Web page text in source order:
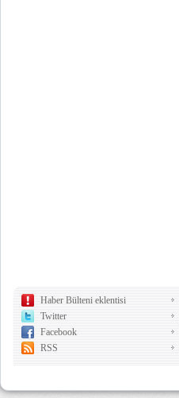
Haber Bülteni eklentisi
Twitter
Facebook
RSS